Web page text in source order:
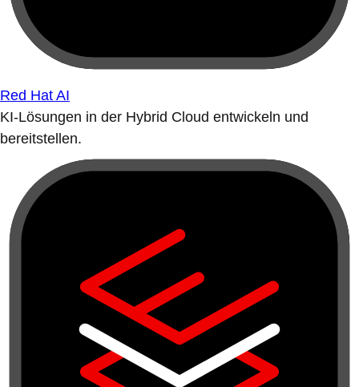
Red Hat AI
KI-Lösungen in der Hybrid Cloud entwickeln und
bereitstellen.